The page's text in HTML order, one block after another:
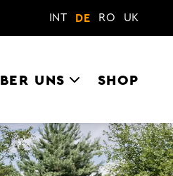
INT DE RO UK
UNS SHOP